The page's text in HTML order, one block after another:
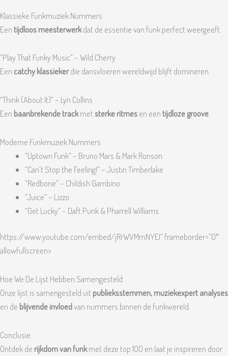
Klassieke Funkmuziek Nummers
Een tijdloos meesterwerkdat de essentie van funk perfect weergeeft.
“Play That Funky Music” – Wild Cherry
Een catchy klassiekerdie dansvloeren wereldwijd blijft domineren.
“Think (About It)” – Lyn Collins
Een baanbrekende trackmetsterke ritmesen een tijdloze groove
Moderne Funkmuziek Nummers
“Uptown Funk” – Bruno Mars & Mark Ronson
“Can’t Stop the Feeling!” – Justin Timberlake
“Redbone” – Childish Gambino
“Juice” – Lizzo
“Get Lucky” – Daft Punk & Pharrell Williams
https://www.youtube.com/embed/jRrWVMmNYEI” frameborder=”0″
allowfullscreen>
Hoe We De Lijst Hebben Samengesteld
Onze lijst is samengesteld uitpublieksstemmen, muziekexpert analyses
en de blijvende invloedvan nummers binnen de funkwereld.
Conclusie
Ontdek de rijkdom van funkmet deze top 100 en laat je inspireren door